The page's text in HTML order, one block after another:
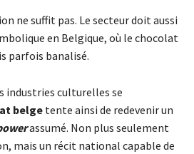
ne suffit pas. Le secteur doit aussi
en Belgique, où le chocolat
parfois banalisé.
industries culturelles se
belgetente ainsi de redevenir un
assumé. Non plus seulement
mais un récit national capable de